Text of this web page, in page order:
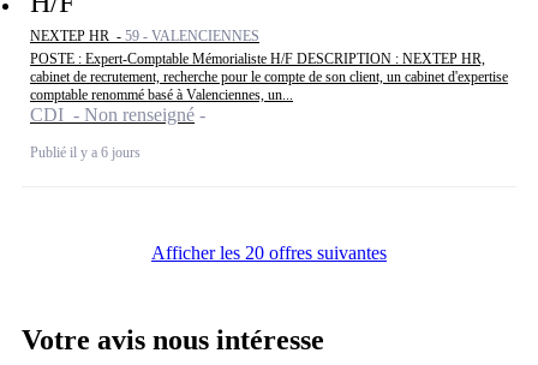
NEXTEP HR - 59 - VALENCIENNES
POSTE : Expert-Comptable Mémorialiste H/F DESCRIPTION : NEXTEP HR,
cabinet de recrutement, recherche pour le compte de son client, un cabinet d'expertise
comptable renommé basé à Valenciennes, un...
CDI - Non renseigné
Publié il y a 6 jours
Afficher les 20 offres suivantes
Votre avis nous intéresse